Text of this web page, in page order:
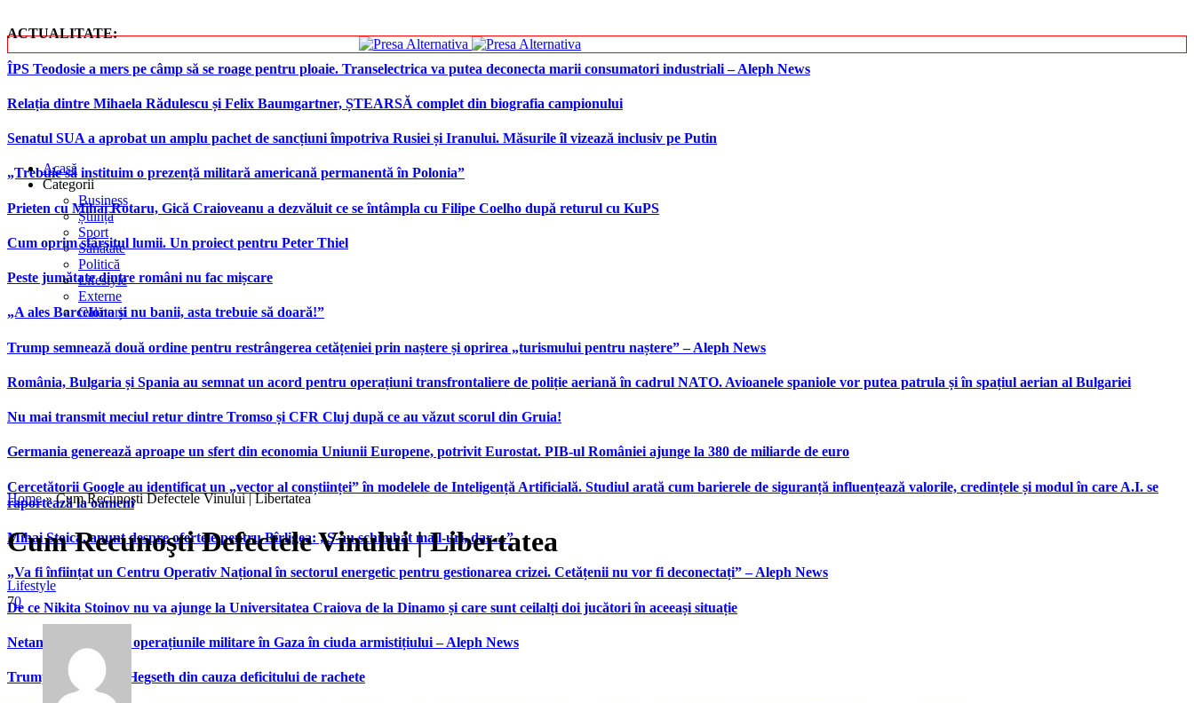
ACTUALITATE:
ÎPS Teodosie a mers pe câmp să se roage pentru ploaie. Transelectrica va putea deconecta marii consumatori industriali – Aleph News
Relația dintre Mihaela Rădulescu și Felix Baumgartner, ȘTEARSĂ complet din biografia campionului
Senatul SUA a aprobat un amplu pachet de sancțiuni împotriva Rusiei și Iranului. Măsurile îl vizează inclusiv pe Putin
„Trebuie să instituim o prezență militară americană permanentă în Polonia”
Prieten cu Mihai Rotaru, Gică Craioveanu a dezvăluit ce se întâmpla cu Filipe Coelho după returul cu KuPS
Cum oprim sfârșitul lumii. Un proiect pentru Peter Thiel
Peste jumătate dintre români nu fac mișcare
„A ales Barcelona și nu banii, asta trebuie să doară!”
Trump semnează două ordine pentru restrângerea cetățeniei prin naștere și oprirea „turismului pentru naștere” – Aleph News
România, Bulgaria și Spania au semnat un acord pentru operațiuni transfrontaliere de poliție aeriană în cadrul NATO. Avioanele spaniole vor putea patrula și în spațiul aerian al Bulgariei
Nu mai transmit meciul retur dintre Tromso și CFR Cluj după ce au văzut scorul din Gruia!
Germania generează aproape un sfert din economia Uniunii Europene, potrivit Eurostat. PIB-ul României ajunge la 380 de miliarde de euro
Cercetătorii Google au identificat un „vector al conștiinței” în modelele de Inteligență Artificială. Studiul arată cum barierele de siguranță influențează valorile, credințele și modul în care A.I. se
raportează la oameni
Mihai Stoica, anunț despre ofertele pentru Bîrligea: „S-au schimbat mail-uri, dar…”
„Va fi înființat un Centru Operativ Național în sectorul energetic pentru gestionarea crizei. Cetățenii nu vor fi deconectați” – Aleph News
De ce Nikita Stoinov nu va ajunge la Universitatea Craiova de la Dinamo și care sunt ceilalți doi jucători în aceeași situație
Netanyahu continuă operațiunile militare în Gaza în ciuda armistițiului – Aleph News
Trump se ceartă cu Hegseth din cauza deficitului de rachete
Acasă
Categorii
Business
Știință
Sport
Sănătate
Politică
Lifestyle
Externe
Călătorii
Home»Cum Recunoşti Defectele Vinului | Libertatea
Cum Recunoşti Defectele Vinului | Libertatea
Lifestyle
70